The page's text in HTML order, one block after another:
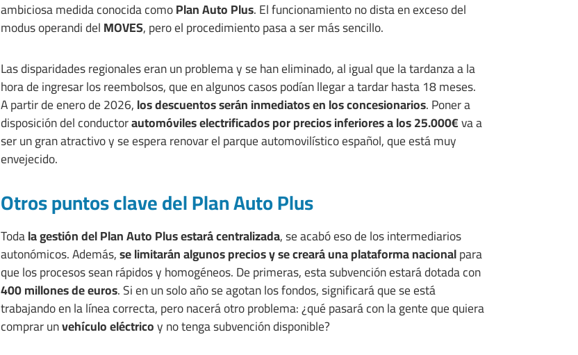
ambiciosa medida conocida comoPlan Auto Plus. El funcionamiento no dista en exceso del
modus operandi delMOVES, pero el procedimiento pasa a ser más sencillo.
Las disparidades regionales eran un problema y se han eliminado, al igual que la tardanza a la
hora de ingresar los reembolsos, que en algunos casos podían llegar a tardar hasta 18 meses.
A partir de enero de 2026,los descuentos serán inmediatos en los concesionarios. Poner a
disposición del conductorautomóviles electrificados por precios inferiores a los 25.000€va a
ser un gran atractivo y se espera renovar el parque automovilístico español, que está muy
envejecido.
Otros puntos clave del Plan Auto Plus
Todala gestión del Plan Auto Plus estará centralizada, se acabó eso de los intermediarios
autonómicos. Además,se limitarán algunos precios y se creará una plataforma nacionalpara
que los procesos sean rápidos y homogéneos. De primeras, esta subvención estará dotada con
400 millones de euros. Si en un solo año se agotan los fondos, significará que se está
trabajando en la línea correcta, pero nacerá otro problema: ¿qué pasará con la gente que quiera
comprar unvehículo eléctricoy no tenga subvención disponible?